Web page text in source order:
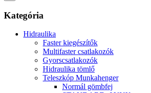
Kategória
Hidraulika
Faster kiegészítők
Multifaster csatlakozók
Gyorscsatlakozók
Hidraulika tömlő
Teleszkóp Munkahenger
Normál gömbfej